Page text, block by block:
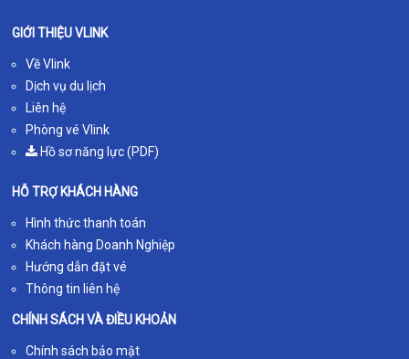
GIỚI THIỆU VLINK
Về Vlink
Dịch vụ du lịch
Liên hệ
Phòng vé Vlink
Hồ sơ năng lực (PDF)
HỖ TRỢ KHÁCH HÀNG
Hình thức thanh toán
Khách hàng Doanh Nghiệp
Hướng dẫn đặt vé
Thông tin liên hệ
CHÍNH SÁCH VÀ ĐIỀU KHOẢN
Chính sách bảo mật